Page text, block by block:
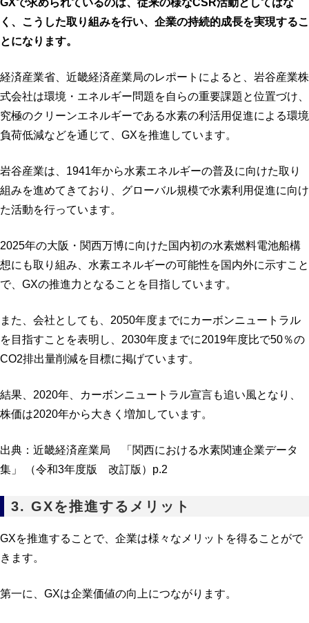
GXで求められているのは、従来の様なCSR活動としてはな
く、こうした取り組みを行い、企業の持続的成長を実現するこ
とになります。
経済産業省、近畿経済産業局のレポートによると、岩谷産業株
式会社は環境・エネルギー問題を自らの重要課題と位置づけ、
究極のクリーンエネルギーである水素の利活用促進による環境
負荷低減などを通じて、GXを推進しています。
岩谷産業は、1941年から水素エネルギーの普及に向けた取り
組みを進めてきており、グローバル規模で水素利用促進に向け
た活動を行っています。
2025年の大阪・関西万博に向けた国内初の水素燃料電池船構
想にも取り組み、水素エネルギーの可能性を国内外に示すこと
で、GXの推進力となることを目指しています。
また、会社としても、2050年度までにカーボンニュートラル
を目指すことを表明し、2030年度までに2019年度比で50％の
CO2排出量削減を目標に掲げています。
結果、2020年、カーボンニュートラル宣言も追い風となり、
株価は2020年から大きく増加しています。
出典：近畿経済産業局 「関西における水素関連企業データ
集」 （令和3年度版 改訂版）p.2
3. GXを推進するメリット
GXを推進することで、企業は様々なメリットを得ることがで
きます。
第一に、GXは企業価値の向上につながります。